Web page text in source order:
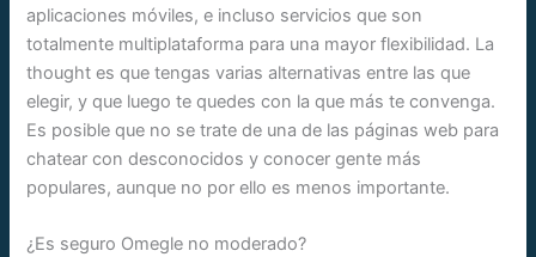
aplicaciones móviles, e incluso servicios que son
totalmente multiplataforma para una mayor flexibilidad. La
thought es que tengas varias alternativas entre las que
elegir, y que luego te quedes con la que más te convenga.
Es posible que no se trate de una de las páginas web para
chatear con desconocidos y conocer gente más
populares, aunque no por ello es menos importante.
¿Es seguro Omegle no moderado?